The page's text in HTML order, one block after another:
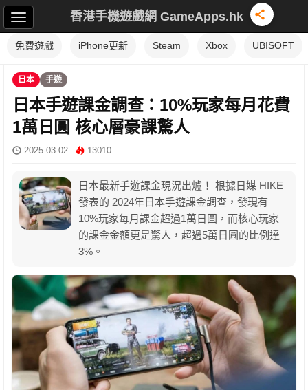
香港手機遊戲網 GameApps.hk
免費遊戲 iPhone更新 Steam Xbox UBISOFT
日本 手遊
日本手遊課金調查：10%玩家每月花費
1萬日圓 核心層豪課驚人
2025-03-02 13010
日本最新手遊課金現況出爐！ 根據日媒 HIKE
發表的 2024年日本手遊課金調查，發現有
10%玩家每月課金超過1萬日圓，而核心玩家
的課金金額更是驚人，超過5萬日圓的比例達
3%。